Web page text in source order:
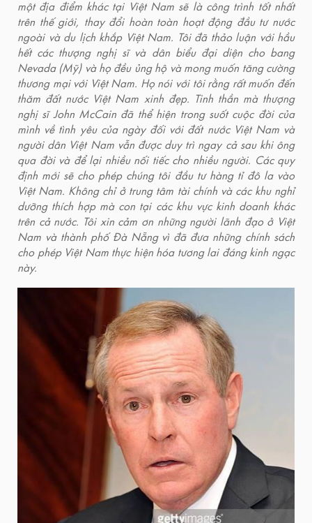
một địa điểm khác tại Việt Nam sẽ là công trình tốt nhất
trên thế giới, thay đổi hoàn toàn hoạt động đầu tư nước
ngoài và du lịch khắp Việt Nam. Tôi đã thảo luận với hầu
hết các thượng nghị sĩ và dân biểu đại diện cho bang
Nevada (Mỹ) và họ đều ủng hộ và mong muốn tăng cường
thương mại với Việt Nam. Họ nói với tôi rằng rất muốn đến
thăm đất nước Việt Nam xinh đẹp. Tinh thần mà thượng
nghị sĩ John McCain đã thể hiện trong suốt cuộc đời của
mình về tình yêu của ngày đối với đất nước Việt Nam và
người dân Việt Nam vẫn được duy trì ngay cả sau khi ông
qua đời và để lại nhiều nối tiếc cho nhiều người. Các quy
định mới sẽ cho phép chúng tôi đầu tư hàng tỉ đô la vào
Việt Nam. Không chỉ ở trung tâm tài chính và các khu nghỉ
dưỡng thích hợp mà con tại các khu vực kinh doanh khác
trên cả nước. Tôi xin cảm ơn những người lãnh đạo ở Việt
Nam và thành phố Đà Nẵng vì đã đưa những chính sách
cho phép Việt Nam thực hiện hóa tương lai đáng kinh ngạc
này.